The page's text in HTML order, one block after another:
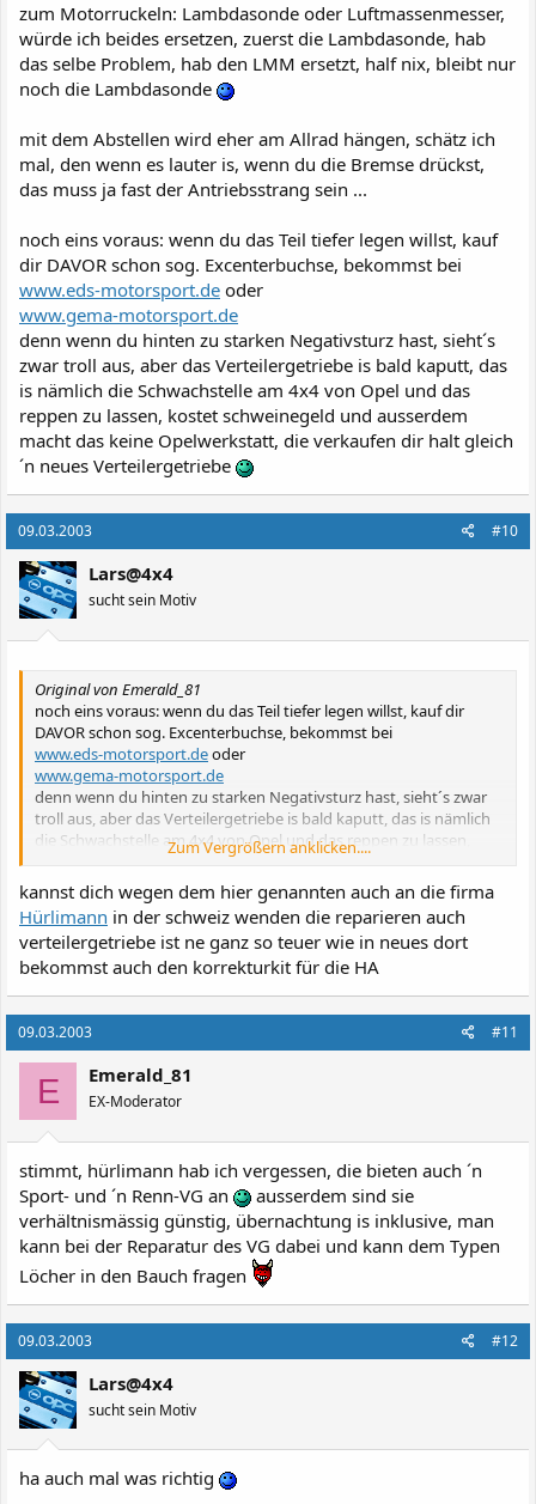
zum Motorruckeln: Lambdasonde oder Luftmassenmesser,
würde ich beides ersetzen, zuerst die Lambdasonde, hab
das selbe Problem, hab den LMM ersetzt, half nix, bleibt nur
noch die Lambdasonde
mit dem Abstellen wird eher am Allrad hängen, schätz ich
mal, den wenn es lauter is, wenn du die Bremse drückst,
das muss ja fast der Antriebsstrang sein ...
noch eins voraus: wenn du das Teil tiefer legen willst, kauf
dir DAVOR schon sog. Excenterbuchse, bekommst bei
www.eds-motorsport.de oder
www.gema-motorsport.de
denn wenn du hinten zu starken Negativsturz hast, sieht´s
zwar troll aus, aber das Verteilergetriebe is bald kaputt, das
is nämlich die Schwachstelle am 4x4 von Opel und das
reppen zu lassen, kostet schweinegeld und ausserdem
macht das keine Opelwerkstatt, die verkaufen dir halt gleich
´n neues Verteilergetriebe
09.03.2003 #10
Lars@4x4
sucht sein Motiv
Original von Emerald_81
noch eins voraus: wenn du das Teil tiefer legen willst, kauf dir
DAVOR schon sog. Excenterbuchse, bekommst bei
www.eds-motorsport.deoder
www.gema-motorsport.de
denn wenn du hinten zu starken Negativsturz hast, sieht´s zwar
troll aus, aber das Verteilergetriebe is bald kaputt, das is nämlich
die Schwachstelle am 4x4 von Opel und das reppen zu lassen,
kostet schweinegeld und ausserdem macht das keine
Opelwerkstatt, die verkaufen dir halt gleich ´n neues
Verteilergetriebe
Zum Vergrößern anklicken....
kannst dich wegen dem hier genannten auch an die firma
Hürlimann in der schweiz wenden die reparieren auch
verteilergetriebe ist ne ganz so teuer wie in neues dort
bekommst auch den korrekturkit für die HA
09.03.2003 #11
E Emerald_81
EX-Moderator
stimmt, hürlimann hab ich vergessen, die bieten auch ´n
Sport- und ´n Renn-VG an
ausserdem sind sie
verhältnismässig günstig, übernachtung is inklusive, man
kann bei der Reparatur des VG dabei und kann dem Typen
Löcher in den Bauch fragen
09.03.2003 #12
Lars@4x4
sucht sein Motiv
ha auch mal was richtig